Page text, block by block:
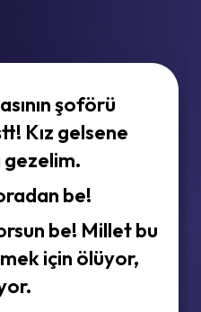
şoförü
Kız gelsene
be!
be! Millet bu
için ölüyor,